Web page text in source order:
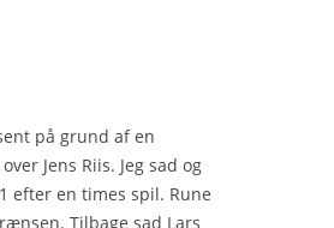
SKAKFERIE I
på grund af en
Jens Riis. Jeg sad og
efter en times spil. Rune
Tilbage sad Lars